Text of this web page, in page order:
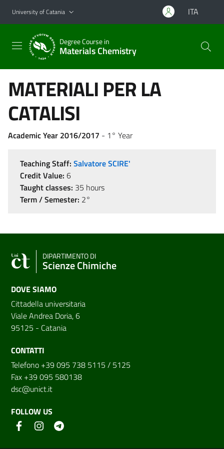
Go to main content
Go to navigation menu
University of Catania ITA
Degree Course in
Materials Chemistry
MATERIALI PER LA
CATALISI
Academic Year 2016/2017 - 1° Year
Teaching Staff: Salvatore SCIRE'
Credit Value: 6
Taught classes: 35 hours
Term / Semester: 2°
DIPARTIMENTO DI
Scienze Chimiche
DOVE SIAMO
Cittadella universitaria
Viale Andrea Doria, 6
95125 - Catania
CONTATTI
Telefono +39 095 738 5115 / 5125
Fax +39 095 580138
dsc@unict.it
FOLLOW US